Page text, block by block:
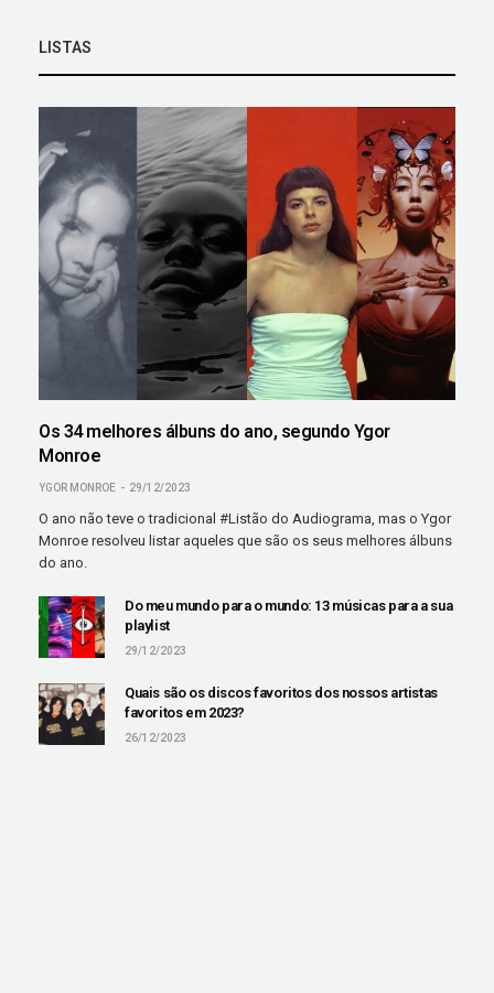
LISTAS
Os 34 melhores álbuns do ano, segundo Ygor
Monroe
YGOR MONROE 29/12/2023
O ano não teve o tradicional #Listão do Audiograma, mas o Ygor
Monroe resolveu listar aqueles que são os seus melhores álbuns
do ano.
Do meu mundo para o mundo: 13 músicas para a sua
playlist
29/12/2023
Quais são os discos favoritos dos nossos artistas
favoritos em 2023?
26/12/2023